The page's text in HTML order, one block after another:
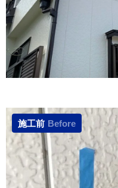
施工前 Before